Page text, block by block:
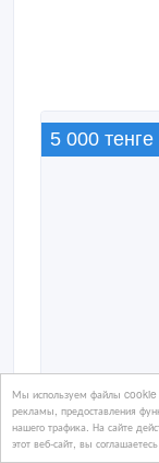
Мы используем файлы cookie
рекламы, предоставления
нашего трафика. На сайте
этот веб-сайт, вы
5 000 тенге